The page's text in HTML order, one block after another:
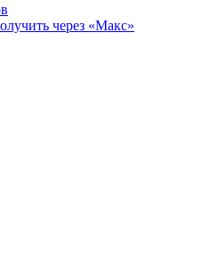
через «Макс»